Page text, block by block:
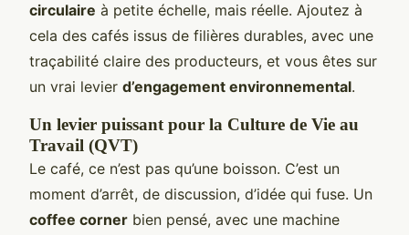
circulaire à petite échelle, mais réelle. Ajoutez à
cela des cafés issus de filières durables, avec une
traçabilité claire des producteurs, et vous êtes sur
un vrai levier d’engagement environnemental.
Un levier puissant pour la Culture de Vie au
Travail (QVT)
Le café, ce n’est pas qu’une boisson. C’est un
moment d’arrêt, de discussion, d’idée qui fuse. Un
coffee corner bien pensé, avec une machine